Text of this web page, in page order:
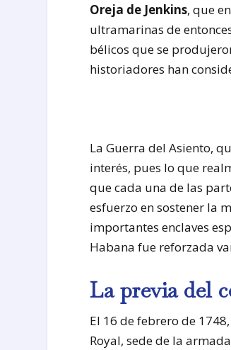
Oreja de Jenkins, que
ultramarinas de
bélicos que se
historiadores han
La Guerra del Asiento,
interés, pues lo que
que cada una de las
esfuerzo en sostener la
importantes enclaves
Habana fue reforzada
La previa del
El 16 de febrero de
Royal, sede de la